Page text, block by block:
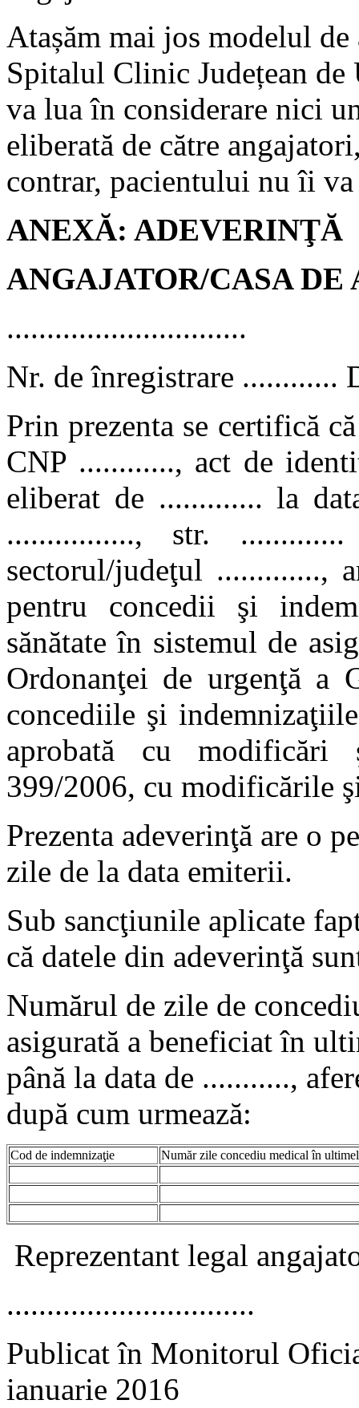
Atașăm mai jos modelul
Spitalul Clinic Județean
va lua în considerare nici
eliberată de către
contrar, pacientului nu îi
ANEXĂ: ADEVERINŢĂ
ANGAJATOR/CASA
..............................
Nr. de înregistrare ............
Prin prezenta se certifică
CNP ............, act de
eliberat de ............. la
................, str.
sectorul/judeţul .............,
pentru concedii şi
sănătate în sistemul de
Ordonanţei de urgenţă a
concediile şi
aprobată cu
399/2006, cu modificările
Prezenta adeverinţă are o
zile de la data emiterii.
Sub sancţiunile aplicate
că datele din adeverinţă
Numărul de zile de
asigurată a beneficiat în
până la data de ...........,
după cum urmează:
Cod de indemnizaţie Număr zile concediu medical în
Reprezentant legal
...............................
Publicat în Monitorul
ianuarie 2016